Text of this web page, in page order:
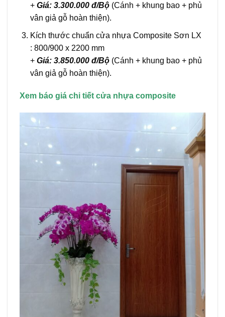
+ Giá: 3.300.000 đ/Bộ(Cánh + khung bao + phủ
vân giả gỗ hoàn thiện).
Kích thước chuẩn cửa nhựa Composite Sơn LX
: 800/900 x 2200 mm
+ Giá: 3.850.000 đ/Bộ(Cánh + khung bao + phủ
vân giả gỗ hoàn thiện).
Xem báo giá chi tiết cửa nhựa composite